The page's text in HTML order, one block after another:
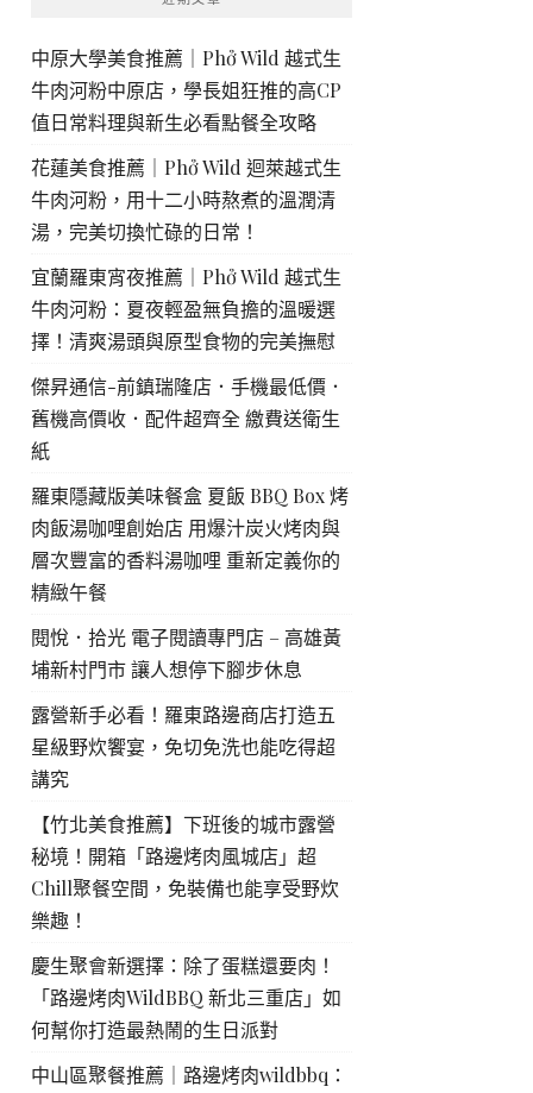
中原大學美食推薦｜Phở Wild 越式生
牛肉河粉中原店，學長姐狂推的高CP
值日常料理與新生必看點餐全攻略
花蓮美食推薦｜Phở Wild 迴萊越式生
牛肉河粉，用十二小時熬煮的溫潤清
湯，完美切換忙碌的日常！
宜蘭羅東宵夜推薦｜Phở Wild 越式生
牛肉河粉：夏夜輕盈無負擔的溫暖選
擇！清爽湯頭與原型食物的完美撫慰
傑昇通信-前鎮瑞隆店．手機最低價．
舊機高價收．配件超齊全 繳費送衛生
紙
羅東隱藏版美味餐盒 夏飯 BBQ Box 烤
肉飯湯咖哩創始店 用爆汁炭火烤肉與
層次豐富的香料湯咖哩 重新定義你的
精緻午餐
閱悅．拾光 電子閱讀專門店 – 高雄黃
埔新村門市 讓人想停下腳步休息
露營新手必看！羅東路邊商店打造五
星級野炊饗宴，免切免洗也能吃得超
講究
【竹北美食推薦】下班後的城市露營
秘境！開箱「路邊烤肉風城店」超
Chill聚餐空間，免裝備也能享受野炊
樂趣！
慶生聚會新選擇：除了蛋糕還要肉！
「路邊烤肉WildBBQ 新北三重店」如
何幫你打造最熱鬧的生日派對
中山區聚餐推薦｜路邊烤肉wildbbq：